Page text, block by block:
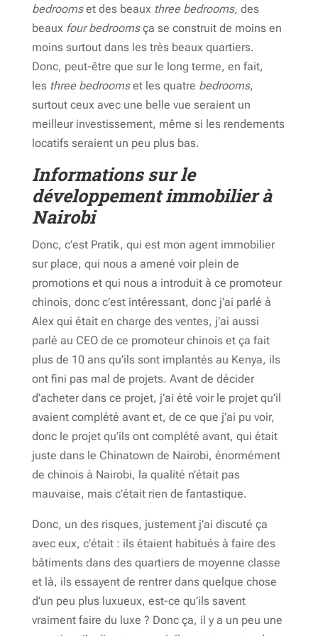
bedroomset des beaux three bedrooms, des
beaux four bedroomsça se construit de moins en
moins surtout dans les très beaux quartiers.
Donc, peut-être que sur le long terme, en fait,
les three bedroomset les quatre bedrooms,
surtout ceux avec une belle vue seraient un
meilleur investissement, même si les rendements
locatifs seraient un peu plus bas.
Informations sur le
développement immobilier à
Nairobi
Donc, c’est Pratik, qui est mon agent immobilier
sur place, qui nous a amené voir plein de
promotions et qui nous a introduit à ce promoteur
chinois, donc c’est intéressant, donc j’ai parlé à
Alex qui était en charge des ventes, j’ai aussi
parlé au CEO de ce promoteur chinois et ça fait
plus de 10 ans qu’ils sont implantés au Kenya, ils
ont fini pas mal de projets. Avant de décider
d’acheter dans ce projet, j’ai été voir le projet qu’il
avaient complété avant et, de ce que j’ai pu voir,
donc le projet qu’ils ont complété avant, qui était
juste dans le Chinatown de Nairobi, énormément
de chinois à Nairobi, la qualité n’était pas
mauvaise, mais c’était rien de fantastique.
Donc, un des risques, justement j’ai discuté ça
avec eux, c’était : ils étaient habitués à faire des
bâtiments dans des quartiers de moyenne classe
et là, ils essayent de rentrer dans quelque chose
d’un peu plus luxueux, est-ce qu’ils savent
vraiment faire du luxe ? Donc ça, il y a un peu une